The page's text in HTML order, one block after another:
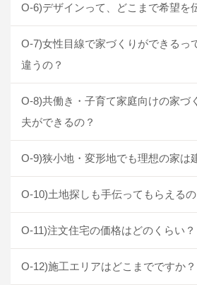
O-6)デザインって、どこまで希望を
O-7)女性目線で家づくりができるっ
違うの？
O-8)共働き・子育て家庭向けの家づ
夫ができるの？
O-9)狭小地・変形地でも理想の家は
O-10)土地探しも手伝ってもらえるの
O-11)注文住宅の価格はどのくらい？
O-12)施工エリアはどこまでですか？